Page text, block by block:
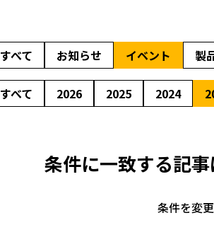
すべて お知らせ イベント 製
すべて 2026 2025 2024
条件に一致する記
条件を変